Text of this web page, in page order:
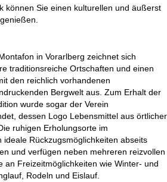
können Sie einen kulturellen und äußerst
in Vorarlberg zeichnet sich
traditionsreiche Ortschaften und einen
den reichlich vorhandenen
Bergwelt aus. Zum Erhalt der
wurde sogar der Verein
dessen Logo Lebensmittel aus örtlicher
ruhigen Erholungsorte im
ideale Rückzugsmöglichkeiten abseits
und verfügen neben mehreren reizvollen
an Freizeitmöglichkeiten wie Winter- und
Rodeln und Eislauf.